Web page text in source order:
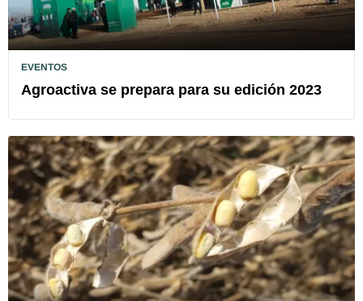
EVENTOS
Agroactiva se prepara para su edición 2023